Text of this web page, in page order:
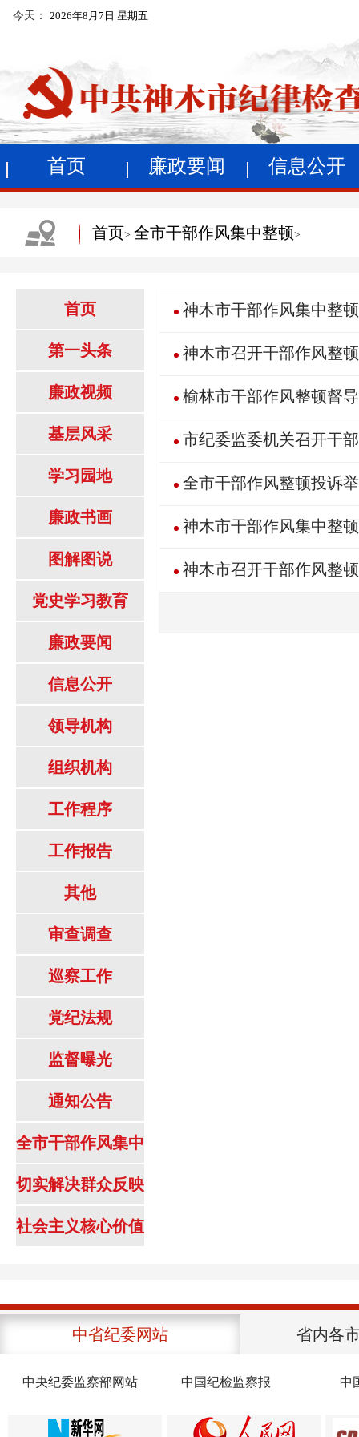
今天： 2026年8月7日 星期五
首页 廉政要闻 信息公开
首页> 全市干部作风集中整顿>
首页
第一头条
廉政视频
基层风采
学习园地
廉政书画
图解图说
党史学习教育
廉政要闻
信息公开
领导机构
组织机构
工作程序
工作报告
其他
审查调查
巡察工作
党纪法规
监督曝光
通知公告
全市干部作风集中
整顿
切实解决群众反映
强烈突出问题专项
社会主义核心价值
神木市干部作风集中整
神木市召开干部作风整
榆林市干部作风整顿督
市纪委监委机关召开干
全市干部作风整顿投诉
神木市干部作风集中整
神木市召开干部作风整
中省纪委网站 省内各
中央纪委监察部网站 中国纪检监察报 中